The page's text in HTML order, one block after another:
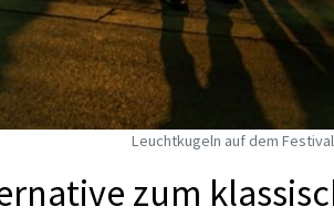
Leuchtkugeln auf dem Festival
zum